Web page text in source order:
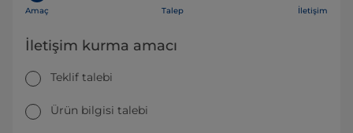
Amaç Talep İletişim
İletişim kurma amacı
Teklif talebi
Ürün bilgisi talebi